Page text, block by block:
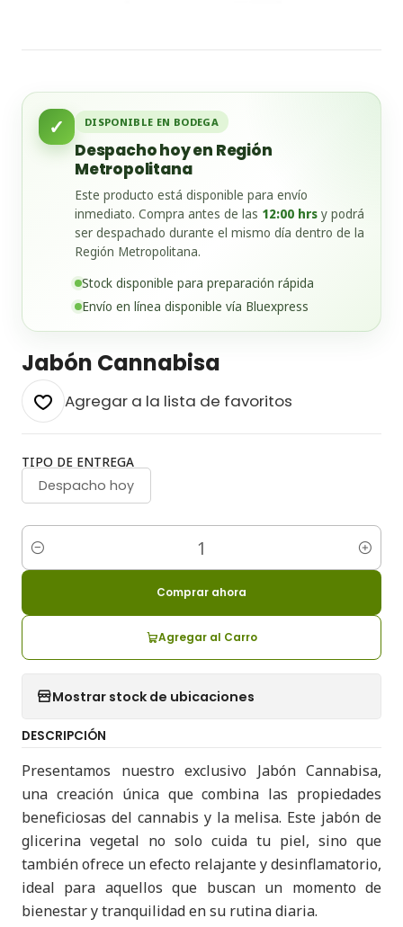
✓ DISPONIBLE EN BODEGA
Despacho hoy en Región
Metropolitana
Este producto está disponible para envío
inmediato. Compra antes de las 12:00 hrs y podrá
ser despachado durante el mismo día dentro de la
Región Metropolitana.
Stock disponible para preparación rápida
Envío en línea disponible vía Bluexpress
Jabón Cannabisa
Agregar a la lista de favoritos
TIPO DE ENTREGA
Despacho hoy
Cantidad
Agregar al Carro
Comprar ahora
Mostrar stock de ubicaciones
DESCRIPCIÓN
Presentamos nuestro exclusivo Jabón Cannabisa,
una creación única que combina las propiedades
beneficiosas del cannabis y la melisa. Este jabón de
glicerina vegetal no solo cuida tu piel, sino que
también ofrece un efecto relajante y desinflamatorio,
ideal para aquellos que buscan un momento de
bienestar y tranquilidad en su rutina diaria.